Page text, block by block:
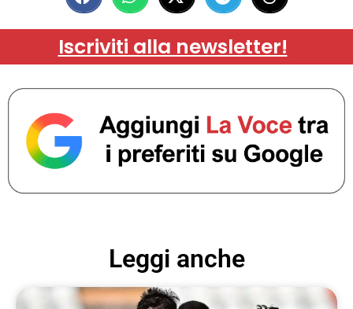
Iscriviti alla newsletter!
Leggi anche